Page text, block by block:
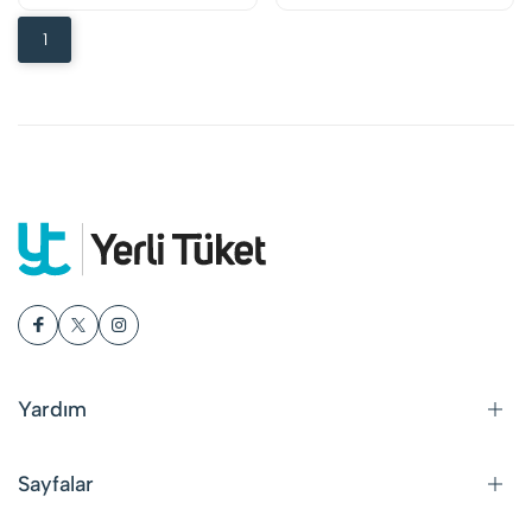
1
Yardım
Sayfalar